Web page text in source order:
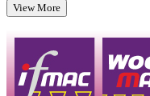
View More